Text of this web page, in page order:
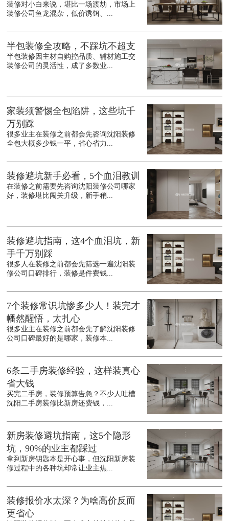
装修对小白来说，堪比一场渡劫，市场上
装修公司鱼龙混杂，低价诱饵、...
半包装修全攻略，不踩坑不超支
半包装修因主材自购控品质、辅材施工交
装修公司的灵活性，成了多数业...
家装须警惕全包陷阱，这些坑千
万别踩
很多业主在装修之前都会先咨询沈阳装修
全包大概多少钱一平，省心省力...
装修避坑新手必看，5个血泪教训
在装修之前需要先咨询沈阳装修公司哪家
好，装修堪比闯关升级，新手稍...
装修避坑指南，这4个血泪坑，新
手千万别踩
很多人在装修之前都会先筛选一遍沈阳装
修公司口碑排行，装修是件费钱...
7个装修常识坑惨多少人！装完才
幡然醒悟，太扎心
很多业主在装修之前都会先了解沈阳装修
公司口碑最好的是哪家，装修本...
6条二手房装修经验，这样装真心
省大钱
买完二手房，装修预算告急？不少人吐槽
沈阳二手房装修比新房还费钱，...
新房装修避坑指南，这5个隐形
坑，90%的业主都踩过
拿到新房钥匙本是开心事，但沈阳新房装
修过程中的各种坑却常让业主焦...
装修报价水太深？为啥高价反而
更省心